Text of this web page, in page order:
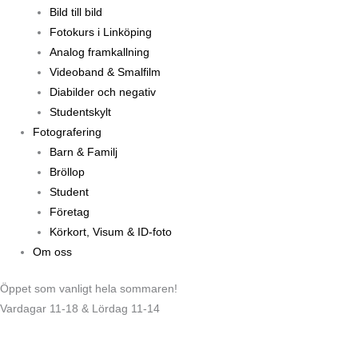
Bild till bild
Fotokurs i Linköping
Analog framkallning
Videoband & Smalfilm
Diabilder och negativ
Studentskylt
Fotografering
Barn & Familj
Bröllop
Student
Företag
Körkort, Visum & ID-foto
Om oss
Öppet som vanligt hela sommaren!
Vardagar 11-18 & Lördag 11-14